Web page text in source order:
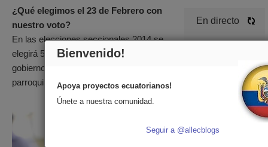
¿Qué elegimos el 23 de Febrero con
nuestro voto?
En las elecciones seccionales 2014 se
elegirá 5.651 autoridades para los
gobiernos provinciales, municipales y
parroquiales:
En directo
Publicaciones
Bienvenido!
Apoya proyectos ecuatorianos!
Únete a nuestra comunidad.
Seguir a @allecblogs